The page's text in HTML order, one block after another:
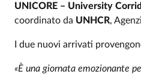
UNICORE – University
coordinato da UNHCR,
I due nuovi arrivati
«È una giornata emozionante